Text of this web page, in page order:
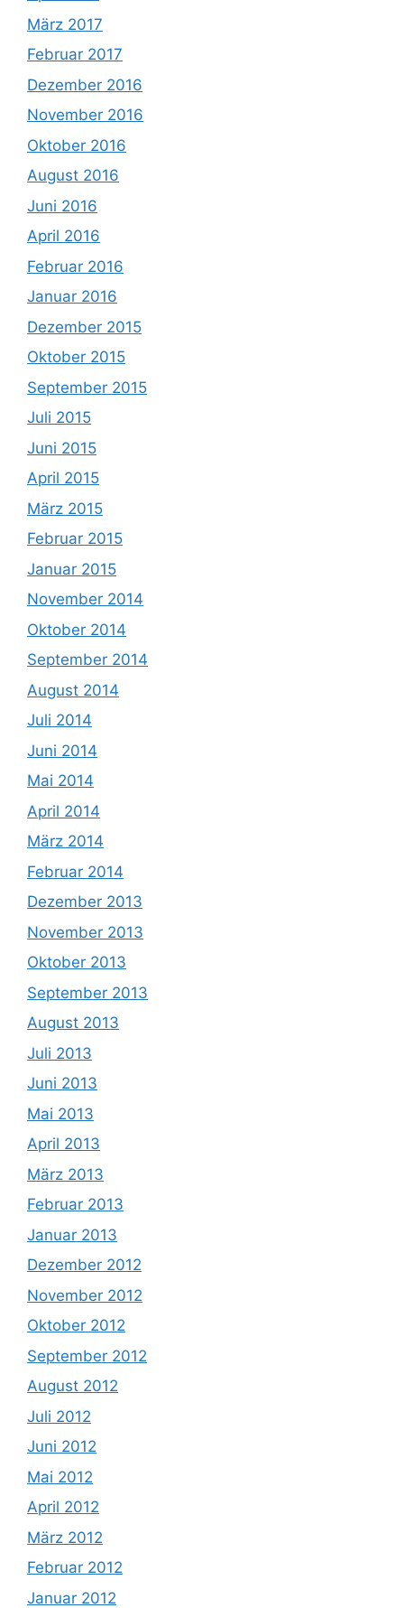
März 2017
Februar 2017
Dezember 2016
November 2016
Oktober 2016
August 2016
Juni 2016
April 2016
Februar 2016
Januar 2016
Dezember 2015
Oktober 2015
September 2015
Juli 2015
Juni 2015
April 2015
März 2015
Februar 2015
Januar 2015
November 2014
Oktober 2014
September 2014
August 2014
Juli 2014
Juni 2014
Mai 2014
April 2014
März 2014
Februar 2014
Dezember 2013
November 2013
Oktober 2013
September 2013
August 2013
Juli 2013
Juni 2013
Mai 2013
April 2013
März 2013
Februar 2013
Januar 2013
Dezember 2012
November 2012
Oktober 2012
September 2012
August 2012
Juli 2012
Juni 2012
Mai 2012
April 2012
März 2012
Februar 2012
Januar 2012